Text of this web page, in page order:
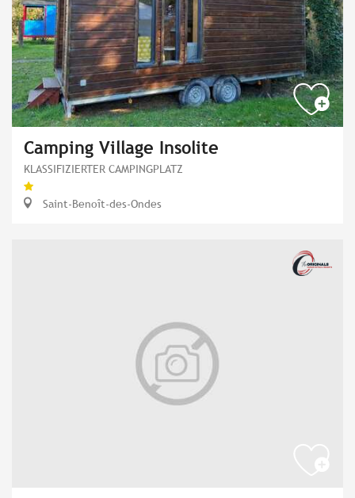
Camping Village Insolite
KLASSIFIZIERTER CAMPINGPLATZ
Saint-Benoît-des-Ondes